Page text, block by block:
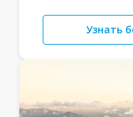
Узнать